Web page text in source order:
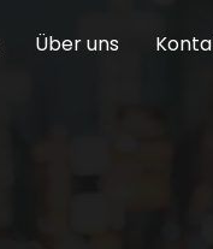
Über uns